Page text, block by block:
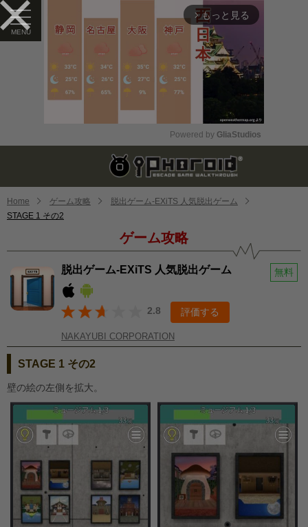
arrow_forward_ios もっと見る
Mute
Powered by GliaStudios
Home ゲーム攻略
脱出ゲーム-EXiTS 人気脱出ゲーム
STAGE 1 その2
ゲーム攻略
脱出ゲーム-EXiTS 人気脱出ゲーム 無料
2.8 評価する
NAKAYUBI CORPORATION
STAGE 1 その2
壁の絵の左側を拡大。